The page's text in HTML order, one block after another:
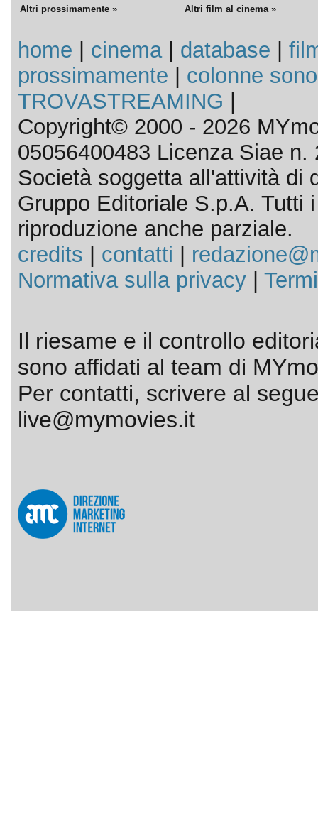
Altri prossimamente » Altri film al cinema »
home cinema| database
prossimamente
colonne
TROVASTREAMING
Copyright© 2000 - 2026
05056400483 Licenza Siae n.
Società soggetta all'attività di
Gruppo Editoriale S.p.A. Tutti
riproduzione anche parziale.
credits
contatti
Normativa sulla privacy|
Il riesame e il controllo
sono affidati al team di
Per contatti, scrivere al
live@mymovies.it